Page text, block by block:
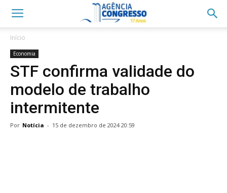
Início
Economia
STF confirma validade do
modelo de trabalho
intermitente
Por Notícia - 15 de dezembro de 2024 20:59